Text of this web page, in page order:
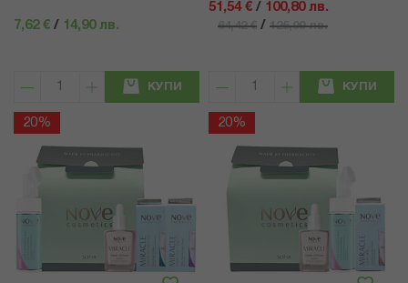
7,62 € / 14,90 лв.
КУПИ
51,54 € / 100,80 лв.
64,42 € / 125,99 лв.
КУПИ
20% 20%